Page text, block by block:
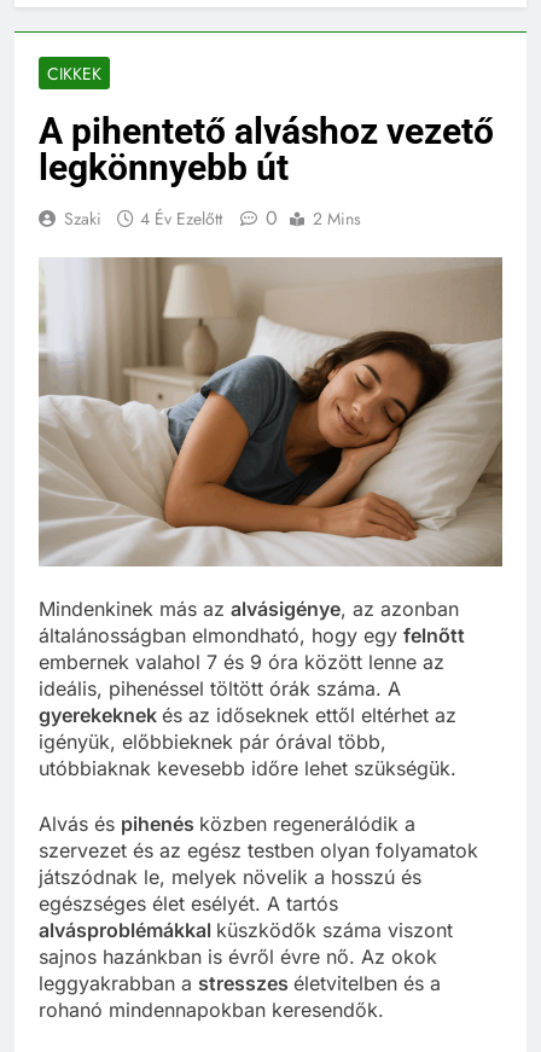
CIKKEK
A pihentető alváshoz vezető
legkönnyebb út
Szaki 4 Év Ezelőtt 0 2 Mins
Mindenkinek más az alvásigénye, az azonban
általánosságban elmondható, hogy egy felnőtt
embernek valahol 7 és 9 óra között lenne az
ideális, pihenéssel töltött órák száma. A
gyerekeknek és az időseknek ettől eltérhet az
igényük, előbbieknek pár órával több,
utóbbiaknak kevesebb időre lehet szükségük.
Alvás és pihenés közben regenerálódik a
szervezet és az egész testben olyan folyamatok
játszódnak le, melyek növelik a hosszú és
egészséges élet esélyét. A tartós
alvásproblémákkal küszködők száma viszont
sajnos hazánkban is évről évre nő. Az okok
leggyakrabban a stresszes életvitelben és a
rohanó mindennapokban keresendők.